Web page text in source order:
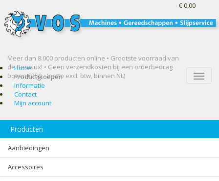
Meer dan 8.000 producten online • Grootste voorraad van
de Benelux! • Geen verzendkosten bij een orderbedrag
boven €250,- (netto excl. btw, binnen NL)
€ 0,00
Toggle
Home
Productgroepen
Informatie
Contact
Mijn account
Producten
Aanbiedingen
Accessoires